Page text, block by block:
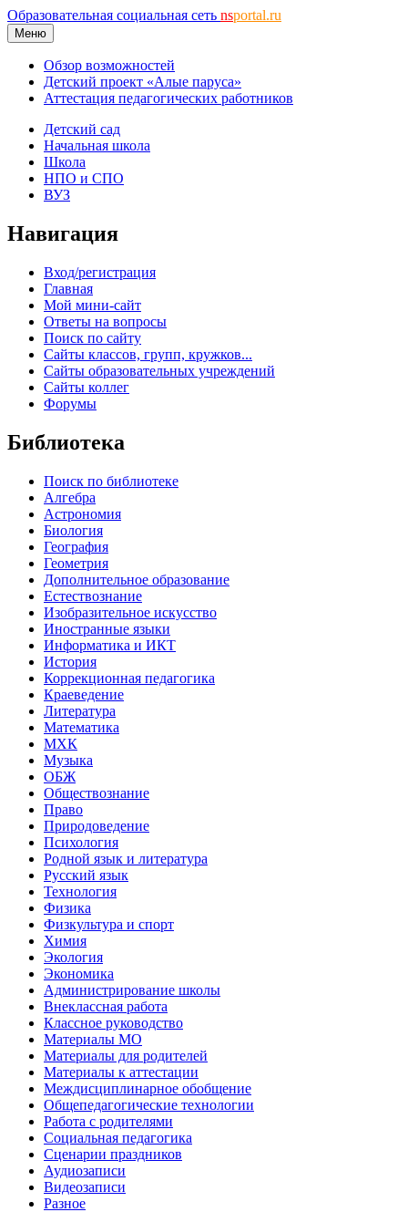
Образовательная социальная сеть nsportal.ru
Меню
Обзор возможностей
Детский проект «Алые паруса»
Аттестация педагогических работников
Детский сад
Начальная школа
Школа
НПО и СПО
ВУЗ
Навигация
Вход/регистрация
Главная
Мой мини-сайт
Ответы на вопросы
Поиск по сайту
Сайты классов, групп, кружков...
Сайты образовательных учреждений
Сайты коллег
Форумы
Библиотека
Поиск по библиотеке
Алгебра
Астрономия
Биология
География
Геометрия
Дополнительное образование
Естествознание
Изобразительное искусство
Иностранные языки
Информатика и ИКТ
История
Коррекционная педагогика
Краеведение
Литература
Математика
МХК
Музыка
ОБЖ
Обществознание
Право
Природоведение
Психология
Родной язык и литература
Русский язык
Технология
Физика
Физкультура и спорт
Химия
Экология
Экономика
Администрирование школы
Внеклассная работа
Классное руководство
Материалы МО
Материалы для родителей
Материалы к аттестации
Междисциплинарное обобщение
Общепедагогические технологии
Работа с родителями
Социальная педагогика
Сценарии праздников
Аудиозаписи
Видеозаписи
Разное